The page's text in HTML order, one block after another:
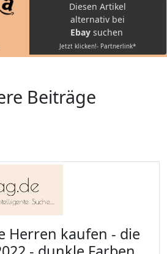
Diesen Artikel
alternativ bei
Ebay suchen
Jetzt klicken!- Partnerlink*
Beiträge
Herren kaufen - die